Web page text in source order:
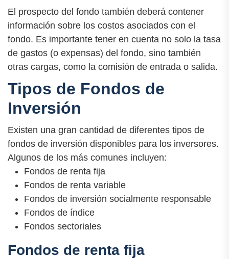
El prospecto del fondo también deberá contener
información sobre los costos asociados con el
fondo. Es importante tener en cuenta no solo la tasa
de gastos (o expensas) del fondo, sino también
otras cargas, como la comisión de entrada o salida.
Tipos de Fondos de
Inversión
Existen una gran cantidad de diferentes tipos de
fondos de inversión disponibles para los inversores.
Algunos de los más comunes incluyen:
Fondos de renta fija
Fondos de renta variable
Fondos de inversión socialmente responsable
Fondos de índice
Fondos sectoriales
Fondos de renta fija